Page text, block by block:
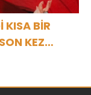
KISA BİR
KEZ